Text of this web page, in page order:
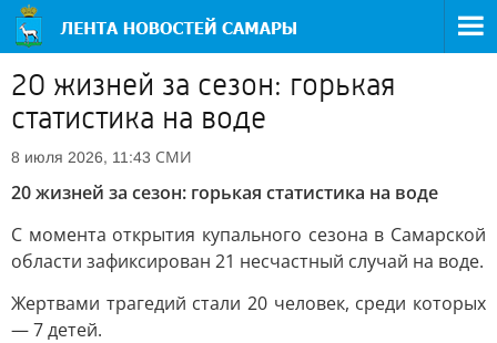
20 жизней за сезон: горькая
статистика на воде
8 июля 2026, 11:43 СМИ
20 жизней за сезон: горькая статистика на воде
С момента открытия купального сезона в Самарской
области зафиксирован 21 несчастный случай на воде.
Жертвами трагедий стали 20 человек, среди которых
— 7 детей.